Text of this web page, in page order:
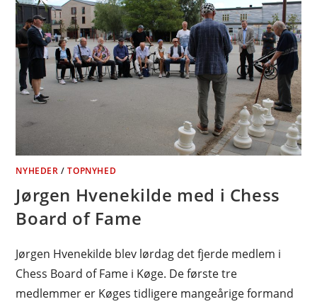
NYHEDER /TOPNYHED
Jørgen Hvenekilde med i Chess
Board of Fame
Jørgen Hvenekilde blev lørdag det fjerde medlem i
Chess Board of Fame i Køge. De første tre
medlemmer er Køges tidligere mangeårige formand